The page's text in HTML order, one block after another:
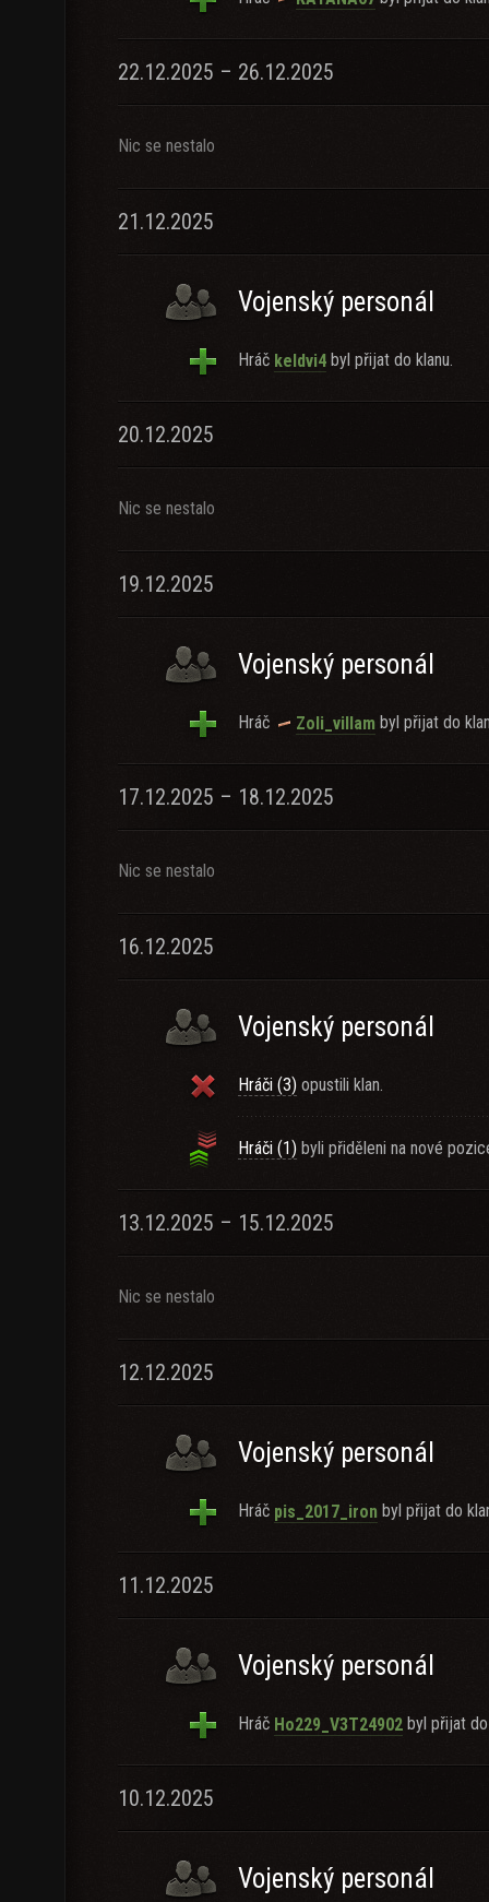
22.12.2025 – 26.12.2025
Nic se nestalo
21.12.2025
Vojenský personál
Hráč keldvi4 byl přijat do klanu.
20.12.2025
Nic se nestalo
19.12.2025
Vojenský personál
Hráč Zoli_villam byl přijat do
17.12.2025 – 18.12.2025
Nic se nestalo
16.12.2025
Vojenský personál
Hráči (3) opustili klan.
Hráči (1) byli přiděleni na nové
13.12.2025 – 15.12.2025
Nic se nestalo
12.12.2025
Vojenský personál
Hráč pis_2017_iron byl přijat do
11.12.2025
Vojenský personál
Hráč Ho229_V3T24902 byl přijat do
10.12.2025
Vojenský personál